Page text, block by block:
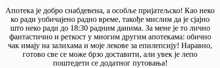
Апотека је добро снабдевена, а особље пријатељско! Као неко
ко ради уобичајено радно време, такође мислим да је сјајно
што неко ради до 18:30 радним данима. За мене је то лично
фантастично и реткост у многим другим апотекама: обично
чак имају на залихама и моје лекове за епилепсију! Наравно,
готово све се може брзо доставити, али увек је лепо
поштедети се додатног путовања!